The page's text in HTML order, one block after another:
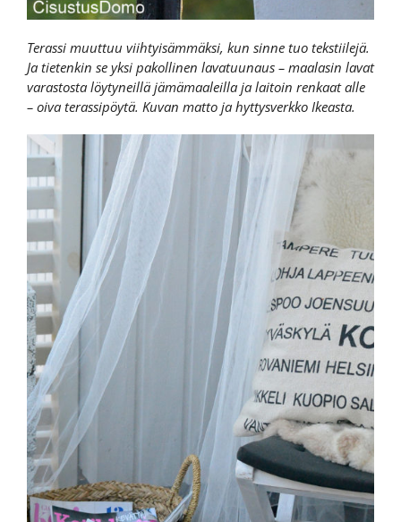
Terassi muuttuu viihtyisämmäksi, kun sinne tuo tekstiilejä.
Ja tietenkin se yksi pakollinen lavatuunaus – maalasin lavat
varastosta löytyneillä jämämaaleilla ja laitoin renkaat alle
– oiva terassipöytä. Kuvan matto ja hyttysverkko Ikeasta.